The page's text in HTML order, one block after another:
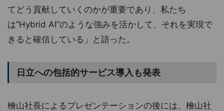
てどう貢献していくのかが重要であり、私たち
は“Hybrid AI”のような強みを活かして、それを実現で
きると確信している」と語った。
日立への包括的サービス導入も発表
檜山社長によるプレゼンテーションの後には、檜山社